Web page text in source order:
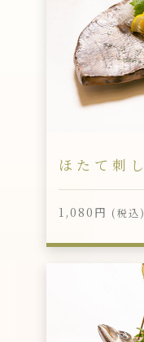
ほたて刺し
1,080円 (税込)